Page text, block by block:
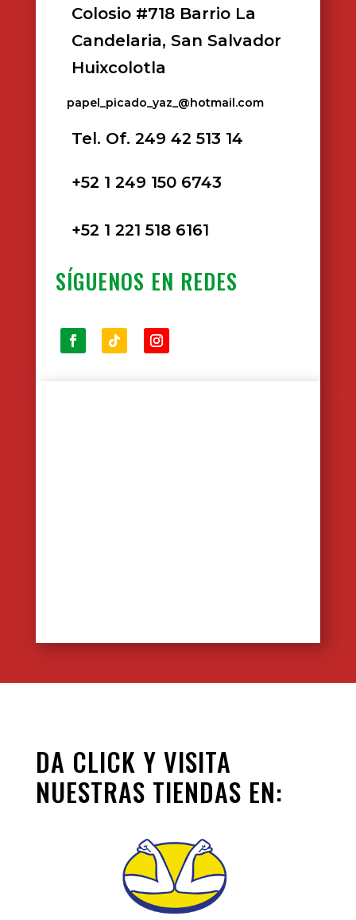
Colosio #718 Barrio La
Candelaria, San Salvador
Huixcolotla
papel_picado_yaz_@hotmail.com
Tel. Of. 249 42 513 14
+52 1 249 150 6743
+52 1 221 518 6161
SÍGUENOS EN REDES
DA CLICK Y VISITA
NUESTRAS TIENDAS EN: